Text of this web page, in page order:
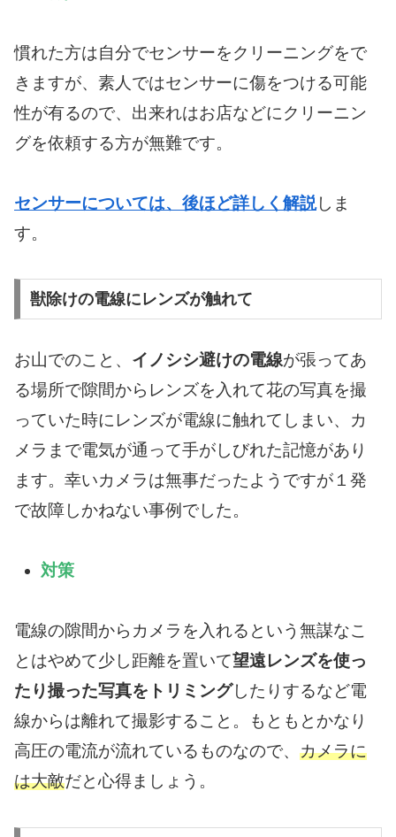
慣れた方は自分でセンサーをクリーニングをで
きますが、素人ではセンサーに傷をつける可能
性が有るので、出来れはお店などにクリーニン
グを依頼する方が無難です。
センサーについては、後ほど詳しく解説しま
す。
獣除けの電線にレンズが触れて
お山でのこと、 イノシシ避けの電線が張ってあ
る場所で隙間からレンズを入れて花の写真を撮
っていた時にレンズが電線に触れてしまい、カ
メラまで電気が通って手がしびれた記憶があり
ます。幸いカメラは無事だったようですが１発
で故障しかねない事例でした。
対策
電線の隙間からカメラを入れるという無謀なこ
とはやめて少し距離を置いて望遠レンズを使っ
たり撮った写真をトリミングしたりするなど電
線からは離れて撮影すること。もともとかなり
高圧の電流が流れているものなので、 カメラに
は大敵だと心得ましょう。